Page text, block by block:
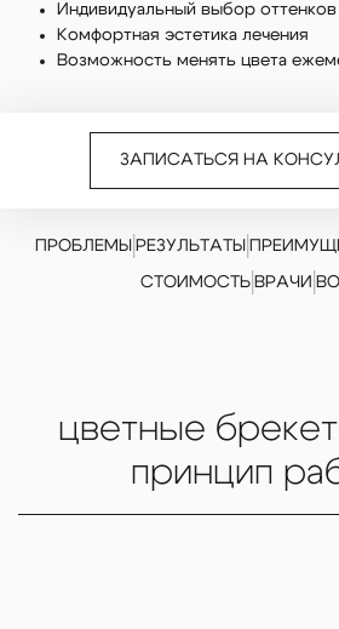
Индивидуальный выбор оттенков
Комфортная эстетика лечения
Возможность менять цвета
ЗАПИСАТЬСЯ НА
ПРОБЛЕМЫ| РЕЗУЛЬТАТЫ|
СТОИМОСТЬ| ВРАЧИ
цветные
принцип